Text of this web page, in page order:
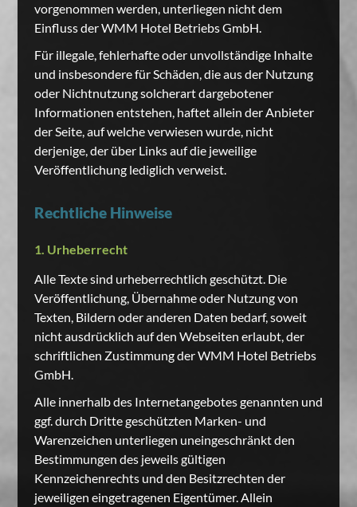
vorgenommen werden, unterliegen nicht dem
Einfluss der WMM Hotel Betriebs GmbH.
Für illegale, fehlerhafte oder unvollständige Inhalte
und insbesondere für Schäden, die aus der Nutzung
oder Nichtnutzung solcherart dargebotener
Informationen entstehen, haftet allein der Anbieter
der Seite, auf welche verwiesen wurde, nicht
derjenige, der über Links auf die jeweilige
Veröffentlichung lediglich verweist.
Rechtliche Hinweise
1. Urheberrecht
Alle Texte sind urheberrechtlich geschützt. Die
Veröffentlichung, Übernahme oder Nutzung von
Texten, Bildern oder anderen Daten bedarf, soweit
nicht ausdrücklich auf den Webseiten erlaubt, der
schriftlichen Zustimmung der WMM Hotel Betriebs
GmbH.
Alle innerhalb des Internetangebotes genannten und
ggf. durch Dritte geschützten Marken- und
Warenzeichen unterliegen uneingeschränkt den
Bestimmungen des jeweils gültigen
Kennzeichenrechts und den Besitzrechten der
jeweiligen eingetragenen Eigentümer. Allein